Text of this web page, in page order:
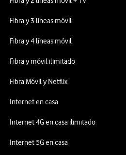
Fibra y 3 líneas móvil
Fibra y 4 líneas móvil
Fibra y móvil ilimitado
Fibra Móvil y Netflix
Internet en casa
Internet 4G en casa ilimitado
Internet 5G en casa